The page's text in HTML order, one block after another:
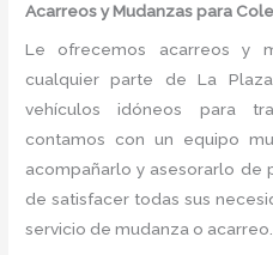
Acarreos y Mudanzas para
Le ofrecemos acarreos y
cualquier parte de La
vehículos idóneos para
contamos con un equipo
acompañarlo y asesorarlo de
de satisfacer todas sus
servicio de mudanza o acarreo.